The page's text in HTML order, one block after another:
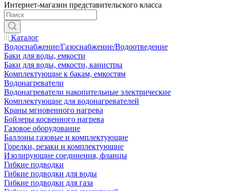
Интернет-магазин представительского класса
Каталог
Водоснабжение/Газоснабжение/Водоотведение
Баки для воды, емкости
Баки для воды, емкости, канистры
Комплектующие к бакам, емкостям
Водонагреватели
Водонагреватели накопительные электрические
Комплектующие для водонагревателей
Краны мгновенного нагрева
Бойлеры косвенного нагрева
Газовое оборудование
Баллоны газовые и комплектующие
Горелки, резаки и комплектующие
Изолирующие соединения, фланцы
Гибкие подводки
Гибкие подводки для воды
Гибкие подводки для газа